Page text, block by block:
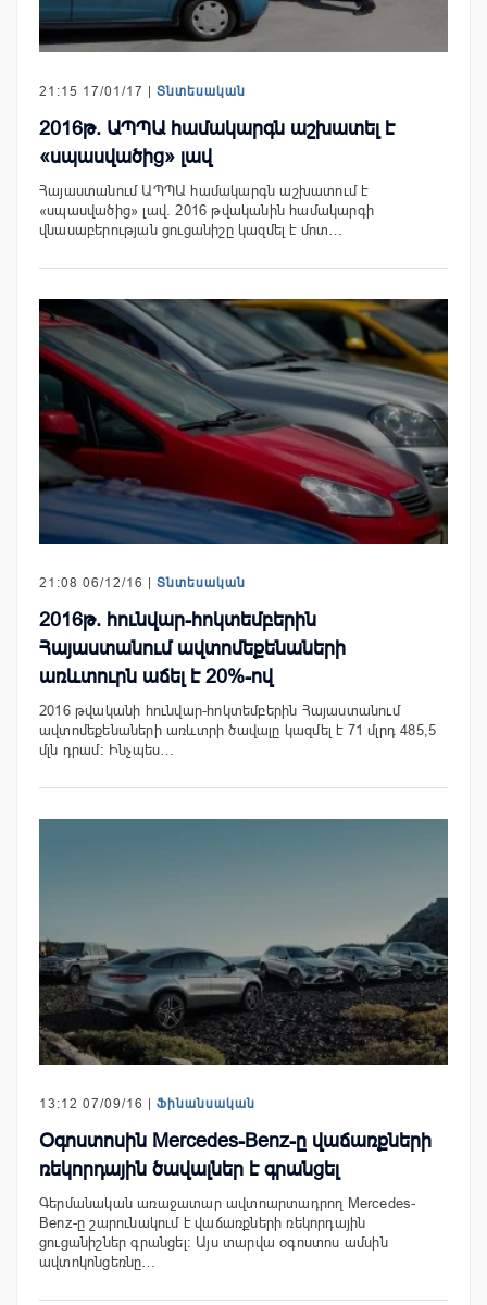
21:15 17/01/17 | Տնտեսական
2016թ. ԱՊՊԱ համակարգն աշխատել է
«սպասվածից» լավ
Հայաստանում ԱՊՊԱ համակարգն աշխատում է
«սպասվածից» լավ. 2016 թվականին համակարգի
վնասաբերության ցուցանիշը կազմել է մոտ…
21:08 06/12/16 | Տնտեսական
2016թ. հունվար-հոկտեմբերին
Հայաստանում ավտոմեքենաների
առևտուրն աճել է 20%-ով
2016 թվականի հունվար-հոկտեմբերին Հայաստանում
ավտոմեքենաների առևտրի ծավալը կազմել է 71 մլրդ 485,5
մլն դրամ: Ինչպես…
13:12 07/09/16 | Ֆինանսական
Օգոստոսին Mercedes-Benz-ը վաճառքների
ռեկորդային ծավալներ է գրանցել
Գերմանական առաջատար ավտոարտադրող Mercedes-
Benz-ը շարունակում է վաճառքների ռեկորդային
ցուցանիշներ գրանցել։ Այս տարվա օգոստոս ամսին
ավտոկոնցեռնը…